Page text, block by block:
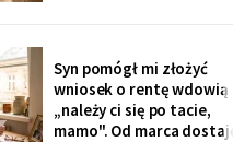
ołówkiem: «od
stycznia?».
Syn pomógł mi złożyć
wniosek o rentę wdowią -
„należy ci się po tacie,
mamo". Od marca dostaję